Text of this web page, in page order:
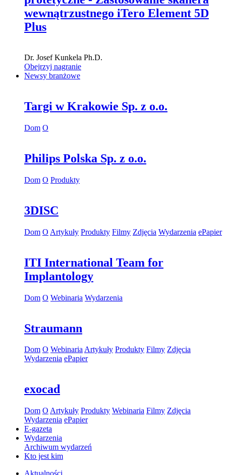
wewnątrzustnego iTero Element 5D
Plus
Dr. Josef Kunkela Ph.D.
Obejrzyj nagranie
Newsy branżowe
Targi w Krakowie Sp. z o.o.
Dom O
Philips Polska Sp. z o.o.
Dom O Produkty
3DISC
Dom O Artykuły Produkty Filmy Zdjęcia Wydarzenia ePapier
ITI International Team for
Implantology
Dom O Webinaria Wydarzenia
Straumann
Dom O WebinariaArtykuły Produkty Filmy Zdjęcia
Wydarzenia ePapier
exocad
Dom O Artykuły Produkty Webinaria Filmy Zdjęcia
Wydarzenia ePapier
E-gazeta
Wydarzenia
Archiwum wydarzeń
Kto jest kim